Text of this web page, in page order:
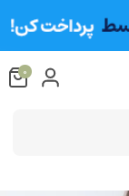
0